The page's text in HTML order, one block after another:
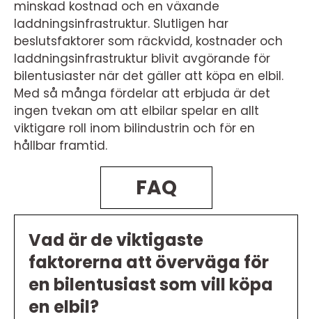
minskad kostnad och en växande
laddningsinfrastruktur. Slutligen har
beslutsfaktorer som räckvidd, kostnader och
laddningsinfrastruktur blivit avgörande för
bilentusiaster när det gäller att köpa en elbil.
Med så många fördelar att erbjuda är det
ingen tvekan om att elbilar spelar en allt
viktigare roll inom bilindustrin och för en
hållbar framtid.
FAQ
Vad är de viktigaste
faktorerna att överväga för
en bilentusiast som vill köpa
en elbil?